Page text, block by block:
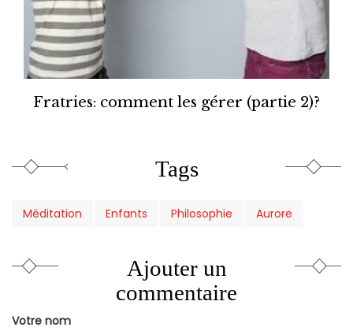
Fratries: comment les gérer (partie 2)?
Tags
Méditation Enfants Philosophie Aurore
Ajouter un
commentaire
Votre nom